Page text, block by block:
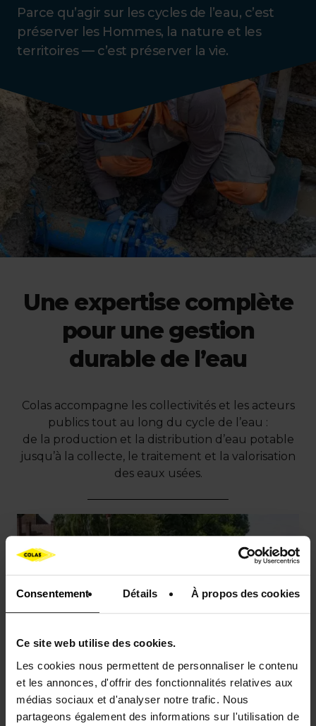
Consentement Détails À propos des cookies
Ce site web utilise des cookies.
Les cookies nous permettent de personnaliser le contenu
et les annonces, d'offrir des fonctionnalités relatives aux
médias sociaux et d'analyser notre trafic. Nous
partageons également des informations sur l'utilisation de
Parce qu’agir sur les cycles de l’eau, c’est
préserver les Hommes, la nature et les
territoires — c’est préserver la vie.
Une expertise complète
pour une gestion
durable de l’eau
Colas accompagne les collectivités et les acteurs
publics tout au long du cycle de l’eau :
de la production et la distribution d’eau potable
jusqu’à la collecte, le traitement et la valorisation
des eaux usées.
Eau potable